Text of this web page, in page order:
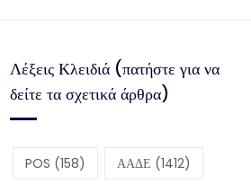
Λέξεις Κλειδιά (πατήστε για να
δείτε τα σχετικά άρθρα)
POS (158) ΑΑΔΕ (1412)